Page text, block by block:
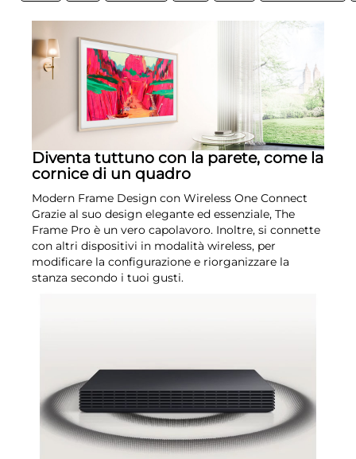
Diventa tuttuno con la parete, come la
cornice di un quadro
Modern Frame Design con Wireless One Connect
Grazie al suo design elegante ed essenziale, The
Frame Pro è un vero capolavoro. Inoltre, si connette
con altri dispositivi in modalità wireless, per
modificare la configurazione e riorganizzare la
stanza secondo i tuoi gusti.